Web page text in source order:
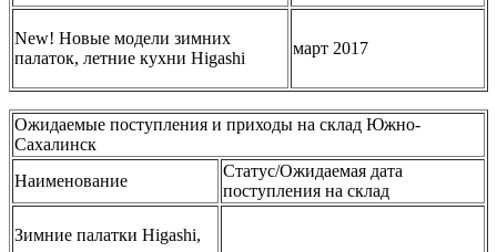
New! Новые модели зимних
палаток, летние кухни Higashi
март 2017
Ожидаемые поступления и приходы на склад Южно-
Сахалинск
Наименование
Статус/Ожидаемая дата
поступления на склад
Зимние палатки Higashi,